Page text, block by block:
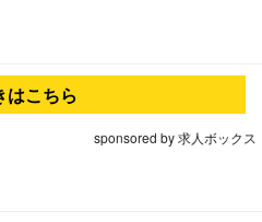
はこちら
sponsored by 求人ボックス